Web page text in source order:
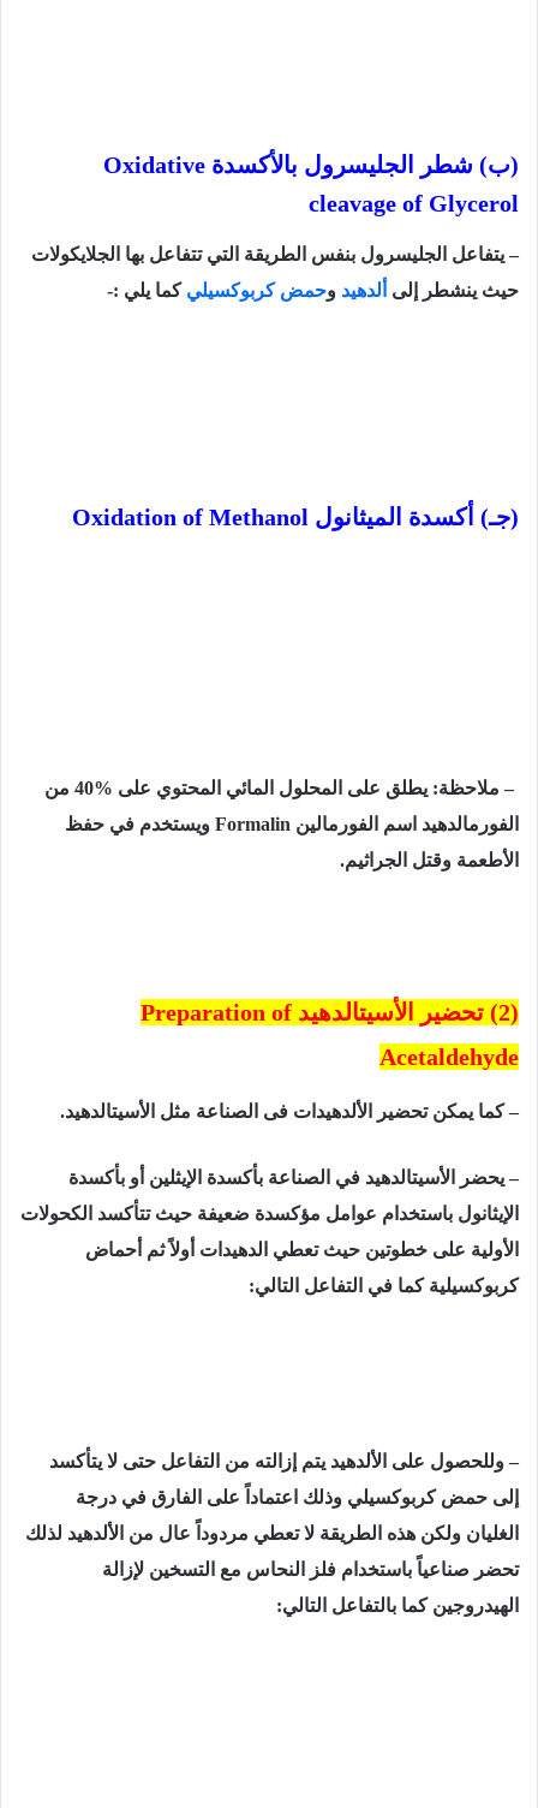
(ب) شطر الجليسرول بالأكسدة Oxidative
cleavage of Glycerol
– يتفاعل الجليسرول بنفس الطريقة التي تتفاعل بها الجلايكولات
حيث ينشطر إلى ألدهيد وحمض كربوكسيلي كما يلي :-
(جـ) أكسدة الميثانول Oxidation of Methanol
– ملاحظة: يطلق على المحلول المائي المحتوي على 40% من
الفورمالدهيد اسم الفورمالين Formalin ويستخدم في حفظ
الأطعمة وقتل الجراثيم.
(2) تحضير الأسيتالدهيد
Preparation of
Acetaldehyde
– كما يمكن تحضير الألدهيدات فى الصناعة مثل الأسيتالدهيد.
– يحضر الأسيتالدهيد في الصناعة بأكسدة الإيثلين أو بأكسدة
الإيثانول باستخدام عوامل مؤكسدة ضعيفة حيث تتأكسد الكحولات
الأولية على خطوتين حيث تعطي الدهيدات أولاً ثم أحماض
كربوكسيلية كما في التفاعل التالي:
– وللحصول على الألدهيد يتم إزالته من التفاعل حتى لا يتأكسد
إلى حمض كربوكسيلي وذلك اعتماداً على الفارق في درجة
الغليان ولكن هذه الطريقة لا تعطي مردوداً عال من الألدهيد لذلك
تحضر صناعياً باستخدام فلز النحاس مع التسخين لإزالة
الهيدروجين كما بالتفاعل التالي: